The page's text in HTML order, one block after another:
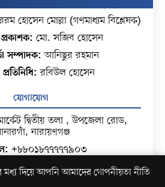
মধ্য দিয়ে আপনি আমাদের গোপনীয়তা নীতি
হোসেন মোল্লা (গণমাধ্যম বিশ্লেষক)
মো. সজিব হোসেন
সম্পাদক: আনিছুর রহমান
রবিউল হোসেন
যোগাযোগ
দ্বিতীয় তলা , উপজেলা রোড,
নারায়ণগঞ্জ
+৮৮০১৮৭৭৭৭৭৯০৩